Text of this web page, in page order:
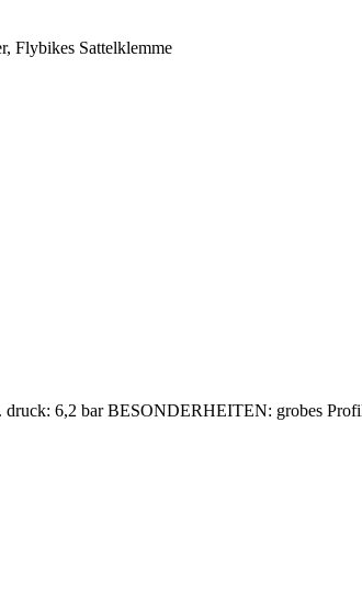
Flybikes Sattelklemme
6,2 bar BESONDERHEITEN: grobes